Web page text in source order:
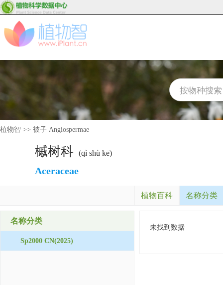
植物智 >> 被子 Angiospermae
槭树科 (qì shù kē)
Aceraceae
植物百科 名称分类
名称分类
Sp2000 CN(2025)
未找到数据